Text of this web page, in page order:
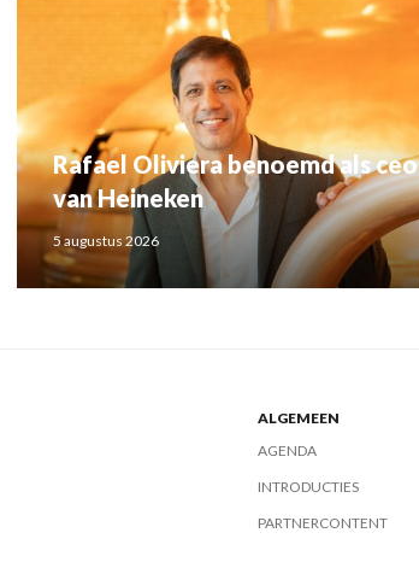
Rafael Oliviera benoemd als ceo
van Heineken
5 augustus 2026
ALGEMEEN
AGENDA
INTRODUCTIES
PARTNERCONTENT